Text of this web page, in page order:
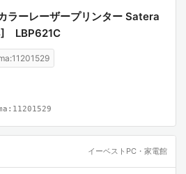
ーレーザープリンター Satera
LBP621C
イーベストPC・家電館